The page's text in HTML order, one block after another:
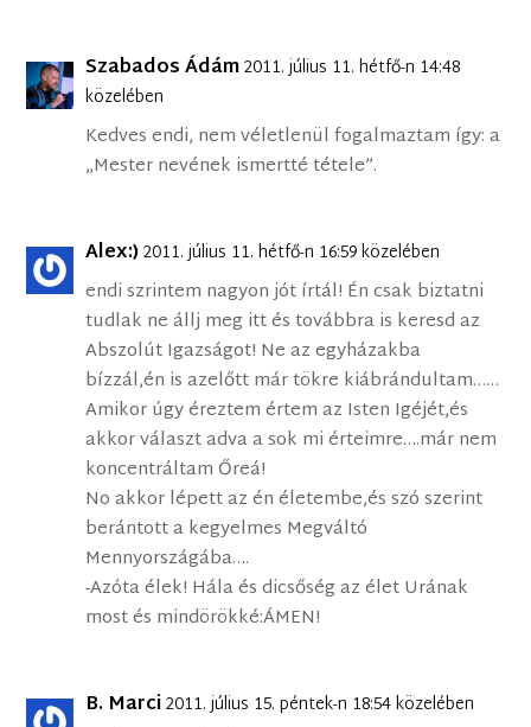
Szabados Ádám2011. július 11. hétfő-n 14:48
közelében
Kedves endi, nem véletlenül fogalmaztam így: a
„Mester nevének ismertté tétele”.
Alex:)2011. július 11. hétfő-n 16:59 közelében
endi szrintem nagyon jót írtál! Én csak biztatni
tudlak ne állj meg itt és továbbra is keresd az
Abszolút Igazságot! Ne az egyházakba
bízzál,én is azelőtt már tökre kiábrándultam……
Amikor úgy éreztem értem az Isten Igéjét,és
akkor választ adva a sok mi érteimre….már nem
koncentráltam Őreá!
No akkor lépett az én életembe,és szó szerint
berántott a kegyelmes Megváltó
Mennyországába….
-Azóta élek! Hála és dicsőség az élet Urának
most és mindörökké:ÁMEN!
B. Marci2011. július 15. péntek-n 18:54 közelében